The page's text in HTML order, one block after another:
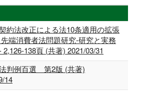
約法改正による法10条適用の拡張
端消費者法問題研究-研究と実務
2,126-138頁 (共著) 2021/03/31
判例百選 第2版 (共著)
14